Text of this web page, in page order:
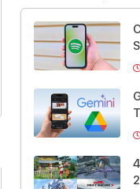
Màu sắc Trắng
Thông tin hãng
Xuất xứ
Mỹ
Thương hiệu Đang